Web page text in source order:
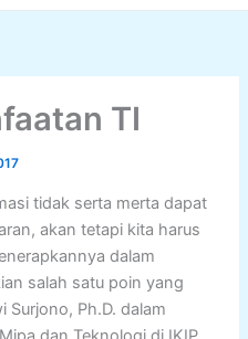
TI
tidak serta merta dapat
akan tetapi kita harus
dalam
salah satu poin yang
Surjono, Ph.D. dalam